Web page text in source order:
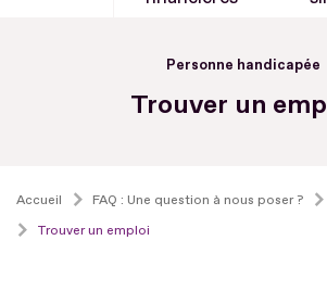
Personne handicapée
Trouver un
Accueil FAQ : Une question à nous poser ?
Trouver un emploi